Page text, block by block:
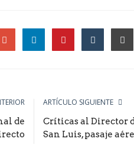
de
ARTÍCULO SIGUIENTE
Críticas al Director
San Luis, pasaje